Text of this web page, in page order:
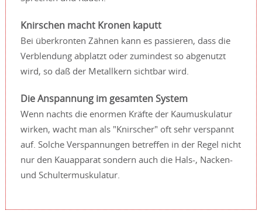
Knirschen macht Kronen kaputt
Bei überkronten Zähnen kann es passieren, dass die
Verblendung abplatzt oder zumindest so abgenutzt
wird, so daß der Metallkern sichtbar wird.
Die Anspannung im gesamten System
Wenn nachts die enormen Kräfte der Kaumuskulatur
wirken, wacht man als "Knirscher" oft sehr verspannt
auf. Solche Verspannungen betreffen in der Regel nicht
nur den Kauapparat sondern auch die Hals-, Nacken-
und Schultermuskulatur.